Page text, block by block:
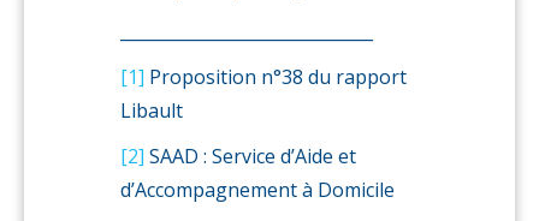
[1] Proposition n°38 du rapport
Libault
[2] SAAD : Service d’Aide et
d’Accompagnement à Domicile